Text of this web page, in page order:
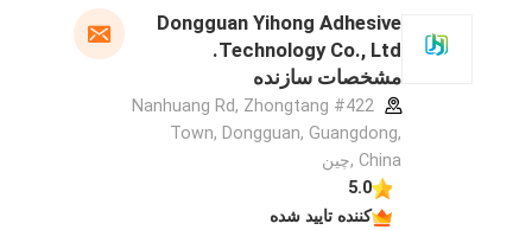
Dongguan Yihong Adhesive
Technology Co., Ltd.
مشخصات سازنده
#422 Nanhuang Rd, Zhongtang
Town, Dongguan, Guangdong,
China ,چین
5.0
کننده تایید شده